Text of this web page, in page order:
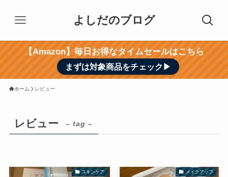
よしだのブログ
【Amazon】毎日お得なタイムセールはこちら
まずは対象商品をチェック▶︎
ホーム レビュー
レビュー – tag –
スキンケア メイクアップ